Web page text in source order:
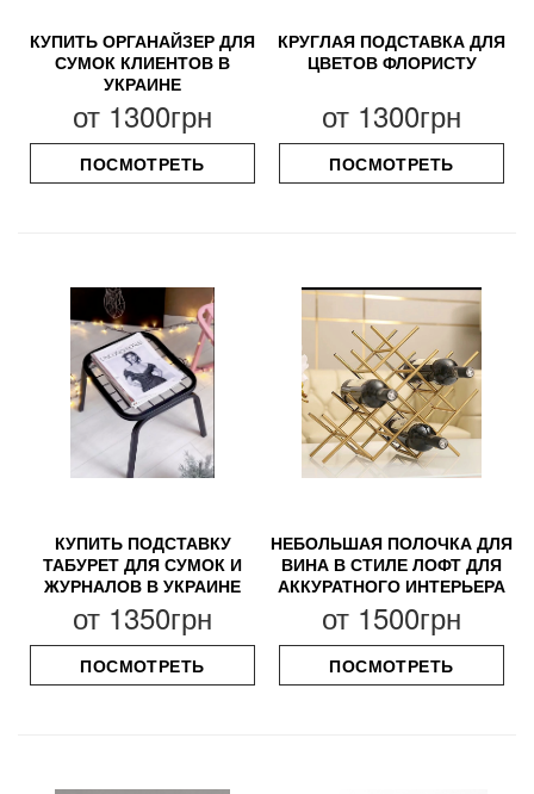
КУПИТЬ ОРГАНАЙЗЕР ДЛЯ
СУМОК КЛИЕНТОВ В
УКРАИНЕ
от 1300грн
ПОСМОТРЕТЬ
КРУГЛАЯ ПОДСТАВКА ДЛЯ
ЦВЕТОВ ФЛОРИСТУ
от 1300грн
ПОСМОТРЕТЬ
КУПИТЬ ПОДСТАВКУ
ТАБУРЕТ ДЛЯ СУМОК И
ЖУРНАЛОВ В УКРАИНЕ
от 1350грн
ПОСМОТРЕТЬ
НЕБОЛЬШАЯ ПОЛОЧКА ДЛЯ
ВИНА В СТИЛЕ ЛОФТ ДЛЯ
АККУРАТНОГО ИНТЕРЬЕРА
от 1500грн
ПОСМОТРЕТЬ